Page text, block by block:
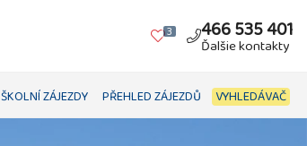
3 466 535 401
Ďalšie kontakty
ŠKOLNÍ ZÁJEZDY PŘEHLED ZÁJEZDŮ VYHLEDÁVAČ